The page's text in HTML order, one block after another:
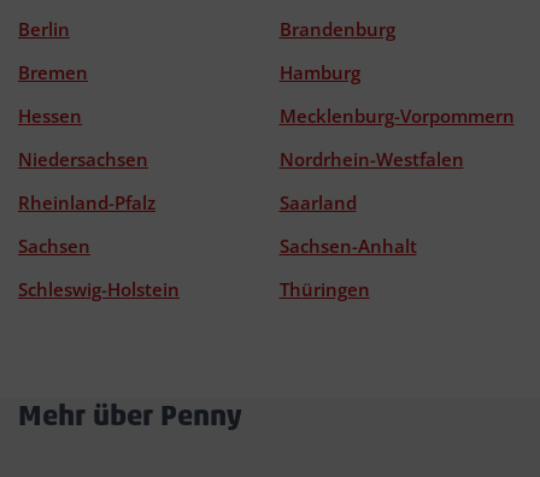
Berlin
Brandenburg
Bremen
Hamburg
Hessen
Mecklenburg-Vorpommern
Niedersachsen
Nordrhein-Westfalen
Rheinland-Pfalz
Saarland
Sachsen
Sachsen-Anhalt
Schleswig-Holstein
Thüringen
Mehr über Penny